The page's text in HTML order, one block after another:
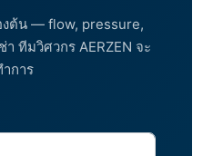
งต้น — flow, pressure,
า ทีมวิศวกร AERZEN จะ
การ